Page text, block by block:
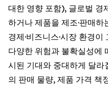
대한 영향 포함), 글로벌 경
하거나 제품을 제조·판매하
경제·비즈니스·시장 환경
다양한 위험과 불확실성에
시된 기대와 중대하게 달라
의 판매 물량, 제품 가격 책